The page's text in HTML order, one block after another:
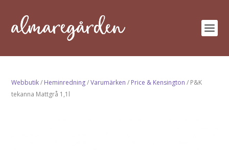
Webbutik/ Heminredning/Varumärken / Price & Kensington / P&K
tekanna Mattgrå 1,1l